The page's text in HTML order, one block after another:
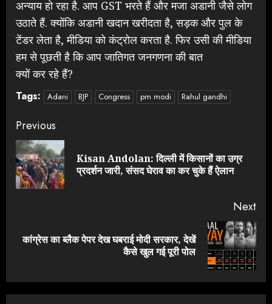
अन्याय हो रहा है. आप GST भरते हैं और मजा अडानी जैसे लोग
उठाते हैं. क्योंकि अडानी खदान खरीदता है, सड़क और पुल के
टेंडर लेता है, मीडिया को कंट्रोल करता है. फिर उसी की मीडिया
हम से पूछती है कि आप जातिगत जनगणना की बात
क्यों कर रहे हैं?
Tags: Adani BJP Congress pm modi Rahul gandhi
Continue
Reading
Previous
Kisan Andolan: दिल्ली में किसानों का उग्र
प्रदर्शन जारी, संसद घेराव का कर चुके हैं ऐलान
Next
Next
कांग्रेस का ब्लैक पेपर देख घबराई मोदी सरकार, देखें
कैसे खुल गई पूरी पोल